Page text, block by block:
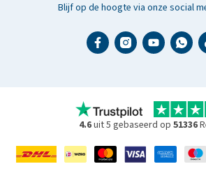
Blijf op de hoogte via onze social
4.6uit 5 gebaseerd op 51336